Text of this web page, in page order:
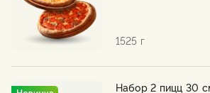
1525 г
Набор 2 пицц 30